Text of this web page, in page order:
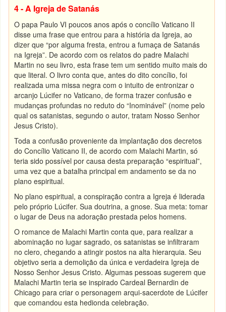
4 - A Igreja de Satanás
O papa Paulo VI poucos anos após o concílio Vaticano II
disse uma frase que entrou para a história da Igreja, ao
dizer que “por alguma fresta, entrou a fumaça de Satanás
na Igreja”. De acordo com os relatos do padre Malachi
Martin no seu livro, esta frase tem um sentido muito mais do
que literal. O livro conta que, antes do dito concílio, foi
realizada uma missa negra com o intuito de entronizar o
arcanjo Lúcifer no Vaticano, de forma trazer confusão e
mudanças profundas no reduto do “Inominável” (nome pelo
qual os satanistas, segundo o autor, tratam Nosso Senhor
Jesus Cristo).
Toda a confusão proveniente da implantação dos decretos
do Concílio Vaticano II, de acordo com Malachi Martin, só
teria sido possível por causa desta preparação “espiritual”,
uma vez que a batalha principal em andamento se da no
plano espiritual.
No plano espiritual, a conspiração contra a Igreja é liderada
pelo próprio Lúcifer. Sua doutrina, a gnose. Sua meta: tomar
o lugar de Deus na adoração prestada pelos homens.
O romance de Malachi Martin conta que, para realizar a
abominação no lugar sagrado, os satanistas se infiltraram
no clero, chegando a atingir postos na alta hierarquia. Seu
objetivo seria a demolição da única e verdadeira Igreja de
Nosso Senhor Jesus Cristo. Algumas pessoas sugerem que
Malachi Martin teria se inspirado Cardeal Bernardin de
Chicago para criar o personagem arqui-sacerdote de Lúcifer
que comandou esta hedionda celebração.